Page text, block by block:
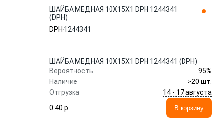
ШАЙБА МЕДНАЯ 10X15X1 DPH 1244341
(DPH)
DPH 1244341
ШАЙБА МЕДНАЯ 10X15X1 DPH 1244341 (DPH)
Вероятность
95%
Наличие
>20 шт.
Отгрузка
14 - 17 августа
0.40 p.
В корзину